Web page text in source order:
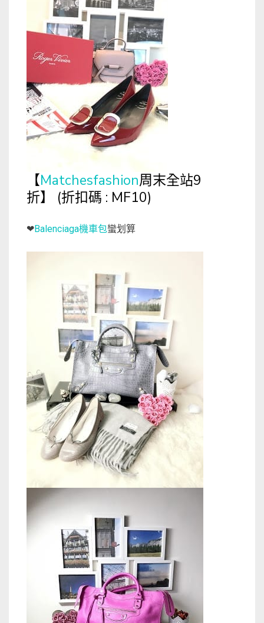
【Matchesfashion周末全站9
折】 (折扣碼 : MF10)
❤Balenciaga機車包蠻划算